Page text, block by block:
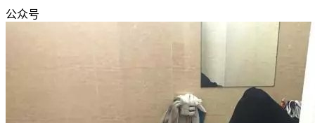
公众号